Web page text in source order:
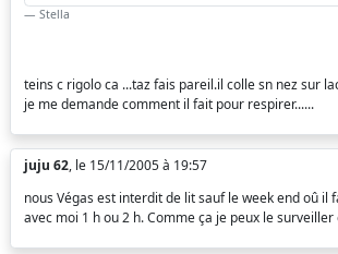
Stella
teins c rigolo ca ...taz fais pareil.il colle sn nez sur
je me demande comment il fait pour respirer......
juju 62, le 15/11/2005 à 19:57
nous Végas est interdit de lit sauf le week end oû il
avec moi 1 h ou 2 h. Comme ça je peux le